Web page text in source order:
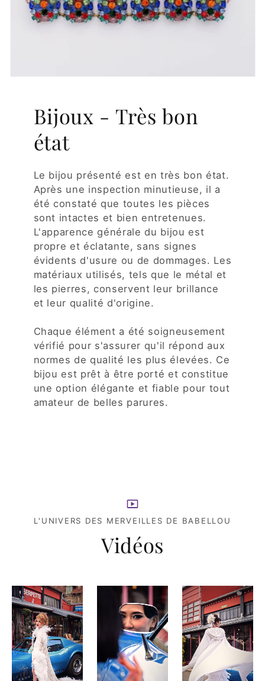
Bijoux - Très bon
état
Le bijou présenté est en très bon état.
Après une inspection minutieuse, il a
été constaté que toutes les pièces
sont intactes et bien entretenues.
L'apparence générale du bijou est
propre et éclatante, sans signes
évidents d'usure ou de dommages. Les
matériaux utilisés, tels que le métal et
les pierres, conservent leur brillance
et leur qualité d'origine.
Chaque élément a été soigneusement
vérifié pour s'assurer qu'il répond aux
normes de qualité les plus élevées. Ce
bijou est prêt à être porté et constitue
une option élégante et fiable pour tout
amateur de belles parures.
L'UNIVERS DES MERVEILLES DE BABELLOU
Vidéos